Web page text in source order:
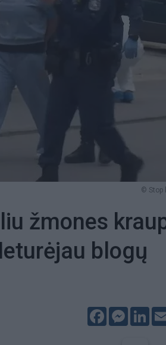
© Stop
žmones
blogų
Facebook